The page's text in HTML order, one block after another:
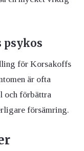
psykos
för Korsakoffs
är ofta
och förbättra
försämring.